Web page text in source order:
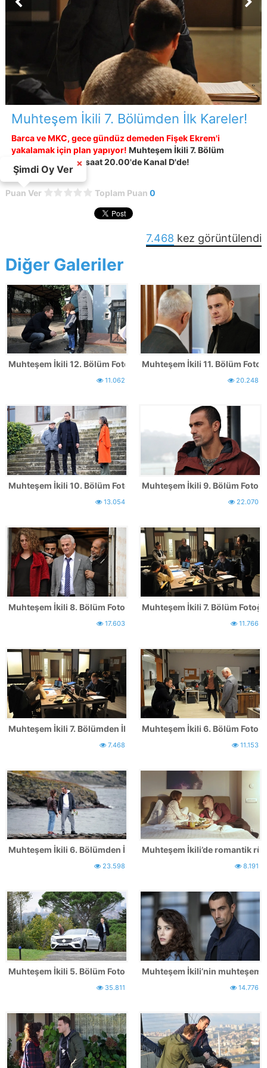
Muhteşem İkili 7. Bölümden İlk Kareler!
Barca ve MKC, gece gündüz demeden Fişek Ekrem'i
yakalamak için plan yapıyor! Muhteşem İkili 7. Bölüm
perşembe akşamı saat 20.00'de Kanal D'de!
Puan Ver Toplam Puan 0
7.468 kez görüntülendi
Diğer Galeriler
Muhteşem İkili 12. Bölüm Fotoğrafları - FİNAL
11.062
Muhteşem İkili 11. Bölüm
20.248
Muhteşem İkili 10. Bölüm Fotoğrafları
13.054
Muhteşem İkili 9. Bölüm
22.070
Muhteşem İkili 8. Bölüm Fotoğrafları
17.603
Muhteşem İkili 7. Bölüm
11.766
Muhteşem İkili 7. Bölümden İlk Kareler!
7.468
Muhteşem İkili 6. Bölüm
11.153
Muhteşem İkili 6. Bölümden İlk Kareler!
23.598
Muhteşem İkili’de romantik
8.191
Muhteşem İkili 5. Bölüm Fotoğrafları
35.811
Muhteşem İkili’nin muhteşem
14.776
Şimdi Oy Ver
×